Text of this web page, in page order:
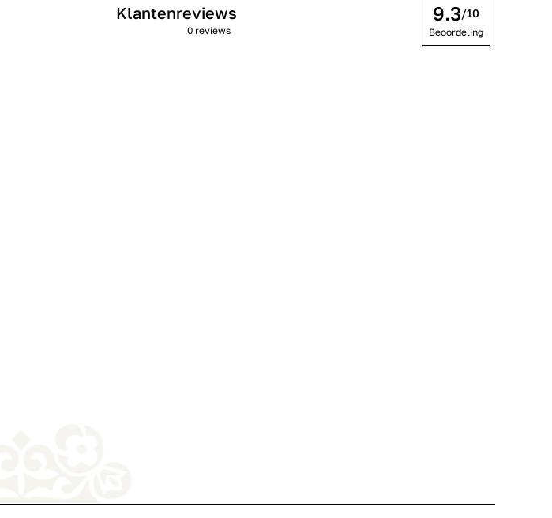
Klantenreviews
0 reviews
9.3/10
Beoordeling